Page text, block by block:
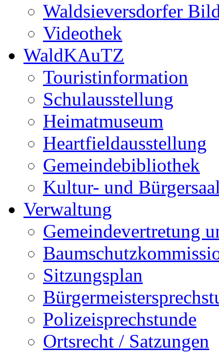
Waldsieversdorfer
Videothek
WaldKAuTZ
Touristinformation
Schulausstellung
Heimatmuseum
Heartfieldausstellung
Gemeindebibliothek
Kultur- und
Verwaltung
Gemeindevertretung
Sitzungsplan
Polizeisprechstunde
Ortsrecht / Satzungen